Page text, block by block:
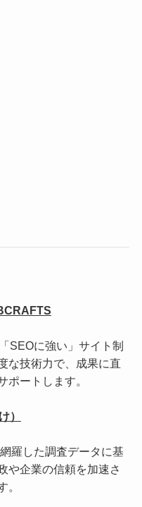
SEOに強い」サイト制
な技術力で、成果に直
ポートします。
）
羅した調査データに基
や企業の信頼を加速さ
。